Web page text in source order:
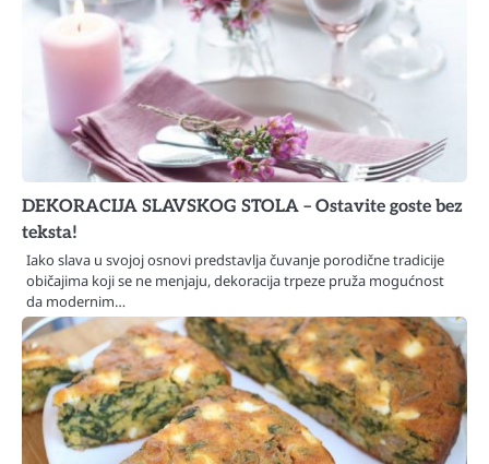
DEKORACIJA SLAVSKOG STOLA – Ostavite goste bez
teksta!
Iako slava u svojoj osnovi predstavlja čuvanje porodične tradicije
običajima koji se ne menjaju, dekoracija trpeze pruža mogućnost
da modernim…